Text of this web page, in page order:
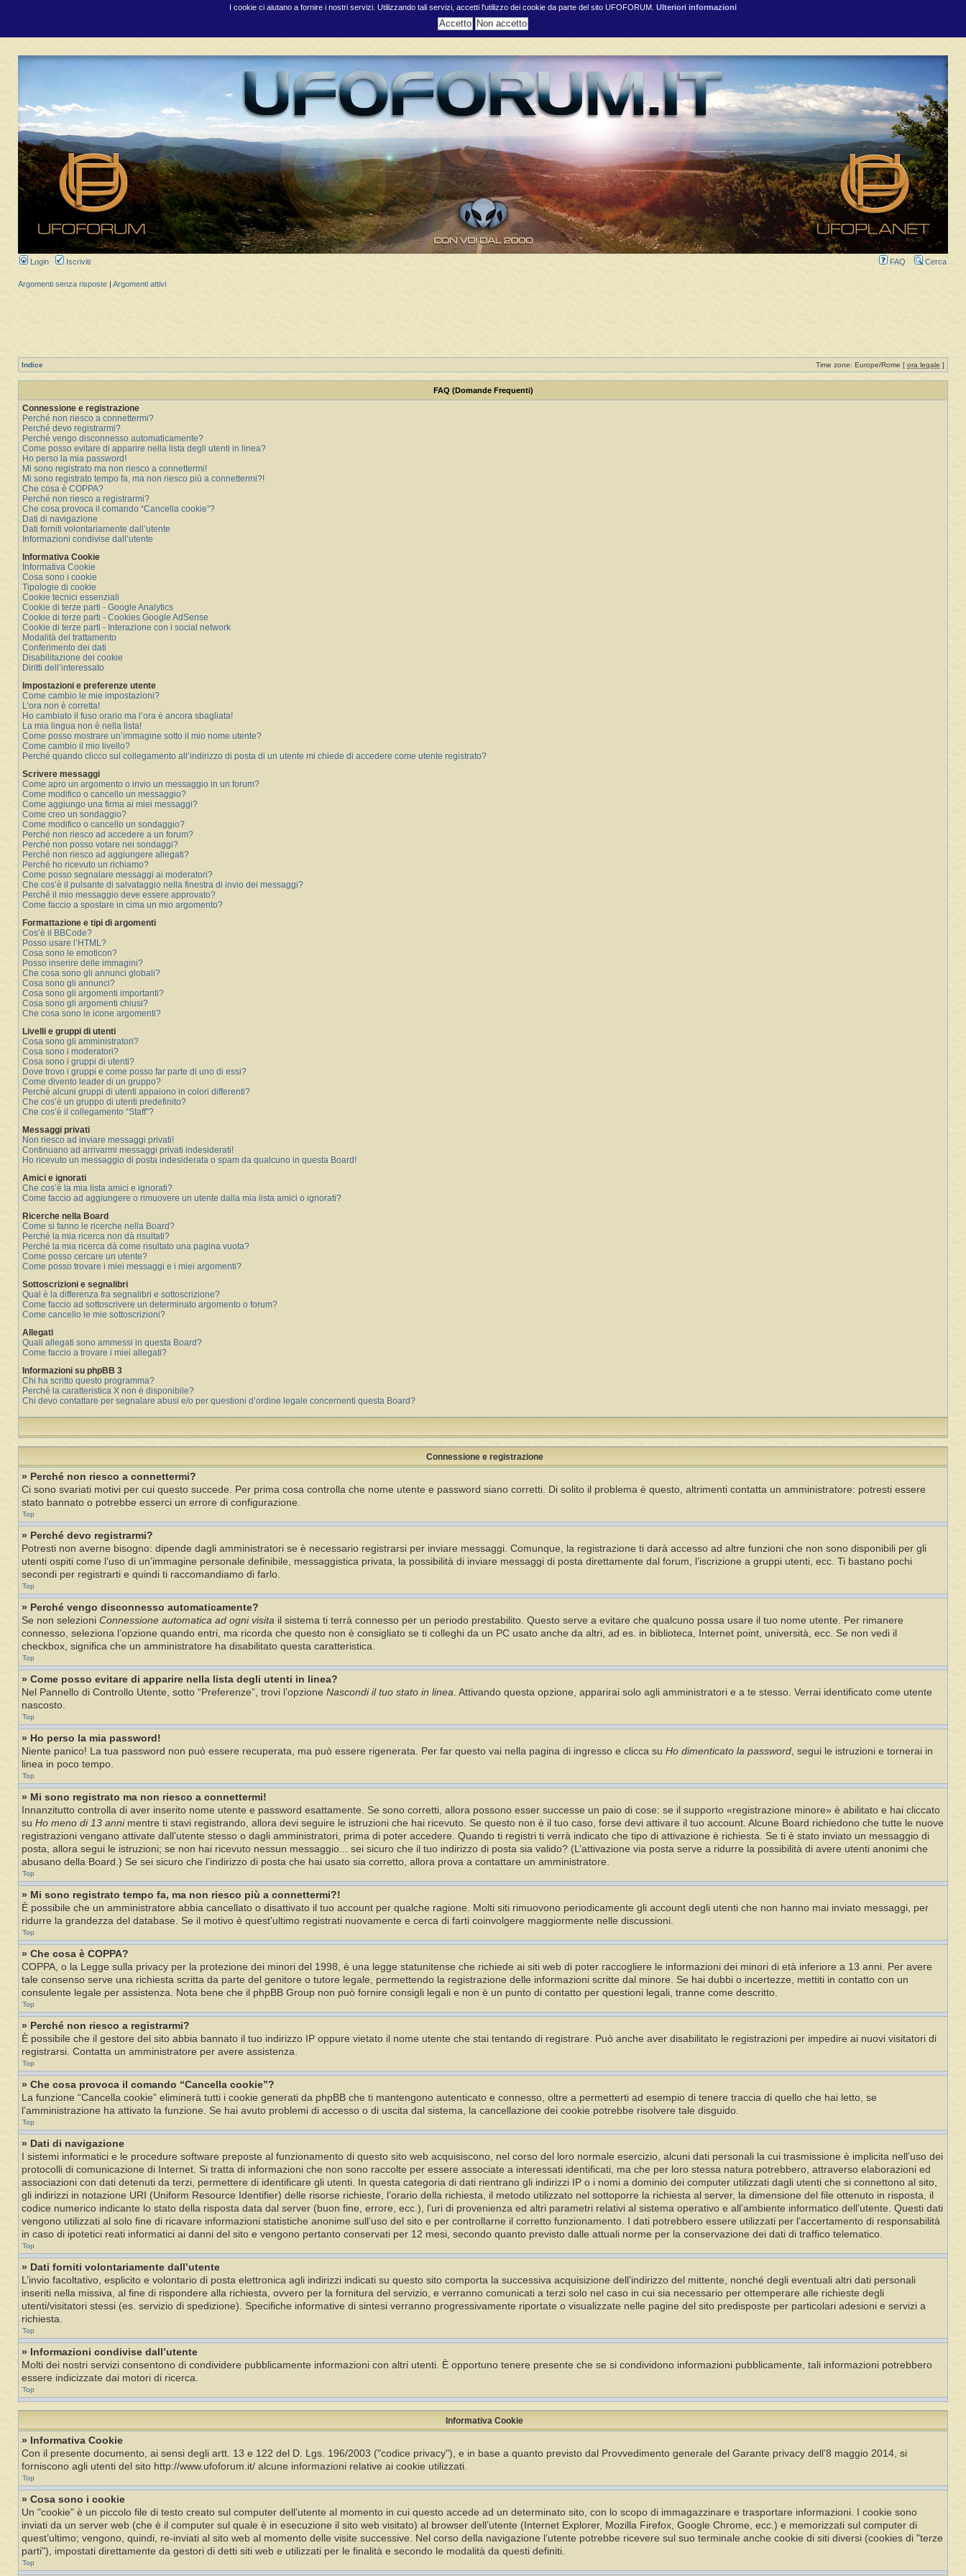
I cookie ci aiutano a fornire i nostri servizi. Utilizzando tali servizi, accetti l'utilizzo dei cookie da parte del sito UFOFORUM. Ulteriori informazioni
Login Iscriviti FAQ Cerca
Argomenti senza risposte Argomenti attivi
Indice Time zone: Europe/Rome [ ora legale ]
FAQ (Domande Frequenti)
Connessione e registrazione
Perché non riesco a connettermi?
Perché devo registrarmi?
Perché vengo disconnesso automaticamente?
Come posso evitare di apparire nella lista degli utenti in linea?
Ho perso la mia password!
Mi sono registrato ma non riesco a connettermi!
Mi sono registrato tempo fa, ma non riesco più a connettermi?!
Che cosa è COPPA?
Perché non riesco a registrarmi?
Che cosa provoca il comando “Cancella cookie”?
Dati di navigazione
Dati forniti volontariamente dall’utente
Informazioni condivise dall’utente
Informativa Cookie
Informativa Cookie
Cosa sono i cookie
Tipologie di cookie
Cookie tecnici essenziali
Cookie di terze parti - Google Analytics
Cookie di terze parti - Cookies Google AdSense
Cookie di terze parti - Interazione con i social network
Modalità del trattamento
Conferimento dei dati
Disabilitazione dei cookie
Diritti dell’interessato
Impostazioni e preferenze utente
Come cambio le mie impostazioni?
L’ora non è corretta!
Ho cambiato il fuso orario ma l’ora è ancora sbagliata!
La mia lingua non è nella lista!
Come posso mostrare un’immagine sotto il mio nome utente?
Come cambio il mio livello?
Perché quando clicco sul collegamento all’indirizzo di posta di un utente mi chiede di accedere come utente registrato?
Scrivere messaggi
Come apro un argomento o invio un messaggio in un forum?
Come modifico o cancello un messaggio?
Come aggiungo una firma ai miei messaggi?
Come creo un sondaggio?
Come modifico o cancello un sondaggio?
Perché non riesco ad accedere a un forum?
Perché non posso votare nei sondaggi?
Perché non riesco ad aggiungere allegati?
Perché ho ricevuto un richiamo?
Come posso segnalare messaggi ai moderatori?
Che cos’è il pulsante di salvataggio nella finestra di invio dei messaggi?
Perché il mio messaggio deve essere approvato?
Come faccio a spostare in cima un mio argomento?
Formattazione e tipi di argomenti
Cos’è il BBCode?
Posso usare l’HTML?
Cosa sono le emoticon?
Posso inserire delle immagini?
Che cosa sono gli annunci globali?
Cosa sono gli annunci?
Cosa sono gli argomenti importanti?
Cosa sono gli argomenti chiusi?
Che cosa sono le icone argomenti?
Livelli e gruppi di utenti
Cosa sono gli amministratori?
Cosa sono i moderatori?
Cosa sono i gruppi di utenti?
Dove trovo i gruppi e come posso far parte di uno di essi?
Come divento leader di un gruppo?
Perché alcuni gruppi di utenti appaiono in colori differenti?
Che cos’è un gruppo di utenti predefinito?
Che cos’è il collegamento “Staff”?
Messaggi privati
Non riesco ad inviare messaggi privati!
Continuano ad arrivarmi messaggi privati indesiderati!
Ho ricevuto un messaggio di posta indesiderata o spam da qualcuno in questa Board!
Amici e ignorati
Che cos’è la mia lista amici e ignorati?
Come faccio ad aggiungere o rimuovere un utente dalla mia lista amici o ignorati?
Ricerche nella Board
Come si fanno le ricerche nella Board?
Perché la mia ricerca non dà risultati?
Perché la mia ricerca dà come risultato una pagina vuota?
Come posso cercare un utente?
Come posso trovare i miei messaggi e i miei argomenti?
Sottoscrizioni e segnalibri
Qual è la differenza fra segnalibri e sottoscrizione?
Come faccio ad sottoscrivere un determinato argomento o forum?
Come cancello le mie sottoscrizioni?
Allegati
Quali allegati sono ammessi in questa Board?
Come faccio a trovare i miei allegati?
Informazioni su phpBB 3
Chi ha scritto questo programma?
Perché la caratteristica X non è disponibile?
Chi devo contattare per segnalare abusi e/o per questioni d’ordine legale concernenti questa Board?
Connessione e registrazione
» Perché non riesco a connettermi?
Ci sono svariati motivi per cui questo succede. Per prima cosa controlla che nome utente e password siano corretti. Di solito il problema è questo, altrimenti contatta un amministratore: potresti essere
stato bannato o potrebbe esserci un errore di configurazione.
Top
» Perché devo registrarmi?
Potresti non averne bisogno: dipende dagli amministratori se è necessario registrarsi per inviare messaggi. Comunque, la registrazione ti darà accesso ad altre funzioni che non sono disponibili per gli
utenti ospiti come l’uso di un’immagine personale definibile, messaggistica privata, la possibilità di inviare messaggi di posta direttamente dal forum, l’iscrizione a gruppi utenti, ecc. Ti bastano pochi
secondi per registrarti e quindi ti raccomandiamo di farlo.
Top
» Perché vengo disconnesso automaticamente?
Se non selezioni Connessione automatica ad ogni visita il sistema ti terrà connesso per un periodo prestabilito. Questo serve a evitare che qualcuno possa usare il tuo nome utente. Per rimanere
connesso, seleziona l’opzione quando entri, ma ricorda che questo non è consigliato se ti colleghi da un PC usato anche da altri, ad es. in biblioteca, Internet point, università, ecc. Se non vedi il
checkbox, significa che un amministratore ha disabilitato questa caratteristica.
Top
» Come posso evitare di apparire nella lista degli utenti in linea?
Nel Pannello di Controllo Utente, sotto “Preferenze”, trovi l’opzione Nascondi il tuo stato in linea. Attivando questa opzione, apparirai solo agli amministratori e a te stesso. Verrai identificato come utente
nascosto.
Top
» Ho perso la mia password!
Niente panico! La tua password non può essere recuperata, ma può essere rigenerata. Per far questo vai nella pagina di ingresso e clicca su Ho dimenticato la password, segui le istruzioni e tornerai in
linea in poco tempo.
Top
» Mi sono registrato ma non riesco a connettermi!
Innanzitutto controlla di aver inserito nome utente e password esattamente. Se sono corretti, allora possono esser successe un paio di cose: se il supporto «registrazione minore» è abilitato e hai cliccato
su Ho meno di 13 annimentre ti stavi registrando, allora devi seguire le istruzioni che hai ricevuto. Se questo non è il tuo caso, forse devi attivare il tuo account. Alcune Board richiedono che tutte le nuove
registrazioni vengano attivate dall’utente stesso o dagli amministratori, prima di poter accedere. Quando ti registri ti verrà indicato che tipo di attivazione è richiesta. Se ti è stato inviato un messaggio di
posta, allora segui le istruzioni; se non hai ricevuto nessun messaggio... sei sicuro che il tuo indirizzo di posta sia valido? (L’attivazione via posta serve a ridurre la possibilità di avere utenti anonimi che
abusano della Board.) Se sei sicuro che l’indirizzo di posta che hai usato sia corretto, allora prova a contattare un amministratore.
Top
» Mi sono registrato tempo fa, ma non riesco più a connettermi?!
È possibile che un amministratore abbia cancellato o disattivato il tuo account per qualche ragione. Molti siti rimuovono periodicamente gli account degli utenti che non hanno mai inviato messaggi, per
ridurre la grandezza del database. Se il motivo è quest’ultimo registrati nuovamente e cerca di farti coinvolgere maggiormente nelle discussioni.
Top
» Che cosa è COPPA?
COPPA, o la Legge sulla privacy per la protezione dei minori del 1998, è una legge statunitense che richiede ai siti web di poter raccogliere le informazioni dei minori di età inferiore a 13 anni. Per avere
tale consenso serve una richiesta scritta da parte del genitore o tutore legale, permettendo la registrazione delle informazioni scritte dal minore. Se hai dubbi o incertezze, mettiti in contatto con un
consulente legale per assistenza. Nota bene che il phpBB Group non può fornire consigli legali e non è un punto di contatto per questioni legali, tranne come descritto.
Top
» Perché non riesco a registrarmi?
È possibile che il gestore del sito abbia bannato il tuo indirizzo IP oppure vietato il nome utente che stai tentando di registrare. Può anche aver disabilitato le registrazioni per impedire ai nuovi visitatori di
registrarsi. Contatta un amministratore per avere assistenza.
Top
» Che cosa provoca il comando “Cancella cookie”?
La funzione “Cancella cookie” eliminerà tutti i cookie generati da phpBB che ti mantengono autenticato e connesso, oltre a permetterti ad esempio di tenere traccia di quello che hai letto, se
l’amministrazione ha attivato la funzione. Se hai avuto problemi di accesso o di uscita dal sistema, la cancellazione dei cookie potrebbe risolvere tale disguido.
Top
» Dati di navigazione
I sistemi informatici e le procedure software preposte al funzionamento di questo sito web acquisiscono, nel corso del loro normale esercizio, alcuni dati personali la cui trasmissione è implicita nell’uso dei
protocolli di comunicazione di Internet. Si tratta di informazioni che non sono raccolte per essere associate a interessati identificati, ma che per loro stessa natura potrebbero, attraverso elaborazioni ed
associazioni con dati detenuti da terzi, permettere di identificare gli utenti. In questa categoria di dati rientrano gli indirizzi IP o i nomi a dominio dei computer utilizzati dagli utenti che si connettono al sito,
gli indirizzi in notazione URI (Uniform Resource Identifier) delle risorse richieste, l’orario della richiesta, il metodo utilizzato nel sottoporre la richiesta al server, la dimensione del file ottenuto in risposta, il
codice numerico indicante lo stato della risposta data dal server (buon fine, errore, ecc.), l’uri di provenienza ed altri parametri relativi al sistema operativo e all’ambiente informatico dell’utente. Questi dati
vengono utilizzati al solo fine di ricavare informazioni statistiche anonime sull’uso del sito e per controllarne il corretto funzionamento. I dati potrebbero essere utilizzati per l’accertamento di responsabilità
in caso di ipotetici reati informatici ai danni del sito e vengono pertanto conservati per 12 mesi, secondo quanto previsto dalle attuali norme per la conservazione dei dati di traffico telematico.
Top
» Dati forniti volontariamente dall’utente
L’invio facoltativo, esplicito e volontario di posta elettronica agli indirizzi indicati su questo sito comporta la successiva acquisizione dell’indirizzo del mittente, nonché degli eventuali altri dati personali
inseriti nella missiva, al fine di rispondere alla richiesta, ovvero per la fornitura del servizio, e verranno comunicati a terzi solo nel caso in cui sia necessario per ottemperare alle richieste degli
utenti/visitatori stessi (es. servizio di spedizione). Specifiche informative di sintesi verranno progressivamente riportate o visualizzate nelle pagine del sito predisposte per particolari adesioni e servizi a
richiesta.
Top
» Informazioni condivise dall’utente
Molti dei nostri servizi consentono di condividere pubblicamente informazioni con altri utenti. È opportuno tenere presente che se si condividono informazioni pubblicamente, tali informazioni potrebbero
essere indicizzate dai motori di ricerca.
Top
Informativa Cookie
» Informativa Cookie
Con il presente documento, ai sensi degli artt. 13 e 122 del D. Lgs. 196/2003 ("codice privacy"), e in base a quanto previsto dal Provvedimento generale del Garante privacy dell’8 maggio 2014, si
forniscono agli utenti del sito http://www.ufoforum.it/ alcune informazioni relative ai cookie utilizzati.
Top
» Cosa sono i cookie
Un "cookie" è un piccolo file di testo creato sul computer dell’utente al momento in cui questo accede ad un determinato sito, con lo scopo di immagazzinare e trasportare informazioni. I cookie sono
inviati da un server web (che è il computer sul quale è in esecuzione il sito web visitato) al browser dell’utente (Internet Explorer, Mozilla Firefox, Google Chrome, ecc.) e memorizzati sul computer di
quest’ultimo; vengono, quindi, re-inviati al sito web al momento delle visite successive. Nel corso della navigazione l’utente potrebbe ricevere sul suo terminale anche cookie di siti diversi (cookies di "terze
parti"), impostati direttamente da gestori di detti siti web e utilizzati per le finalità e secondo le modalità da questi definiti.
Top